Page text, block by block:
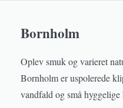
Bornholm
Oplev smuk og varieret
Bornholm er uspolerede
vandfald og små hyggelige